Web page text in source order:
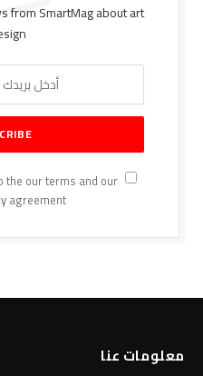
from SmartMag about art
By signing up, you agree to the our terms and our
agreement.
معلومات عنا